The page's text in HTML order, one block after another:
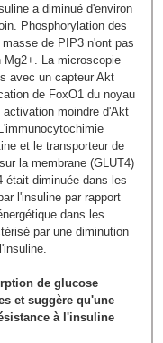
a diminué d'environ
Phosphorylation des
de PIP3 n'ont pas
La microscopie
avec un capteur Akt
de FoxO1 du noyau
moindre d'Akt
et le transporteur de
la membrane (GLUT4)
était diminuée dans les
l'insuline par rapport
dans les
par une diminution
de glucose
et suggère qu'une
à l'insuline